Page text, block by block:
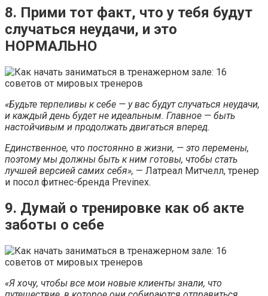
8. Прими тот факт, что у тебя будут
случаться неудачи, и это
НОРМАЛЬНО
«Будьте терпеливы к себе — у вас будут случаться неудачи,
и каждый день будет не идеальным. Главное — быть
настойчивым и продолжать двигаться вперед.
Единственное, что постоянно в жизни, — это перемены,
поэтому мы должны быть к ним готовы, чтобы стать
лучшей версией самих себя», — Латреал Митчелл, тренер
и посол фитнес-бренда Previnex.
9. Думай о тренировке как об акте
заботы о себе
«Я хочу, чтобы все мои новые клиенты знали, что